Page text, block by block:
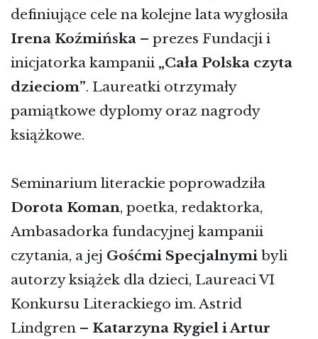
definiujące cele na kolejne lata wygłosiła
Irena Koźmińska – prezes Fundacji i
inicjatorka kampanii „Cała Polska czyta
dzieciom”. Laureatki otrzymały
pamiątkowe dyplomy oraz nagrody
książkowe.
Seminarium literackie poprowadziła
Dorota Koman, poetka, redaktorka,
Ambasadorka fundacyjnej kampanii
czytania, a jej Gośćmi Specjalnymi byli
autorzy książek dla dzieci, Laureaci VI
Konkursu Literackiego im. Astrid
Lindgren – Katarzyna Rygiel i Artur